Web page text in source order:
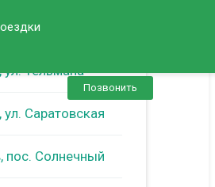
Позвонить
ул. Тельмана
ул. Саратовская
пос. Солнечный